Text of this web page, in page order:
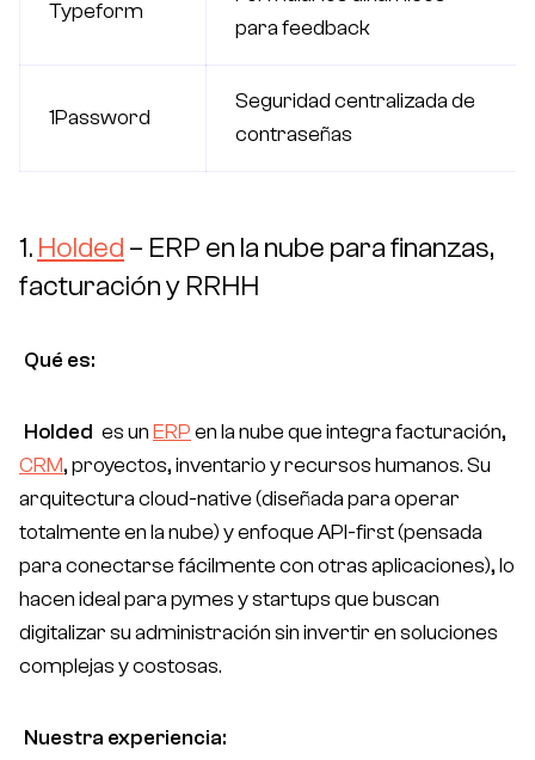
Typeform
para feedback
1Password
Seguridad centralizada de
contraseñas
1. Holded – ERP en la nube para finanzas,
facturación y RRHH
Qué es:
Holded es unERPen la nube que integra facturación,
CRM, proyectos, inventario y recursos humanos. Su
arquitecturacloud-native(diseñada para operar
totalmente en la nube) y enfoqueAPI-first(pensada
para conectarse fácilmente con otras aplicaciones), lo
hacen ideal para pymes y startups que buscan
digitalizar su administración sin invertir en soluciones
complejas y costosas.
Nuestra experiencia: